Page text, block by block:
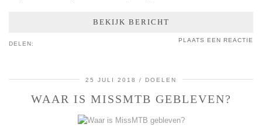
BEKIJK BERICHT
DELEN:
PLAATS EEN REACTIE
25 JULI 2018 DOELEN
WAAR IS MISSMTB GEBLEVEN?